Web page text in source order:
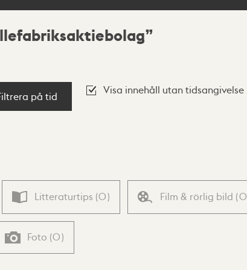
på tid
Visa innehåll utan tidsangivelse
Litteraturtips (0) Film & rörlig bild (0
Foto (0)